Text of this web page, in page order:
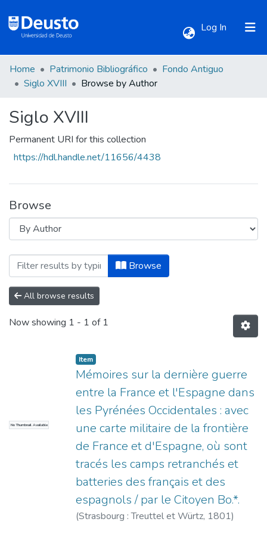
Log In (current)
Communities & Collections
All of DSpace
Home Patrimonio Bibliográfico
Fondo Antiguo
Siglo XVIII
Browse by Author
Siglo XVIII
Permanent URI for this collection
https://hdl.handle.net/11656/4438
Browse
Browsing Siglo XVIII by Author
Browse
All browse results
Now showing 1 - 1 of 1
No Thumbnail Available
Item
Mémoires sur la dernière guerre
entre la France et l'Espagne dans
les Pyrénées Occidentales : avec
une carte militaire de la frontière
de France et d'Espagne, où sont
tracés les camps retranchés et
batteries des français et des
espagnols / par le Citoyen Bo.*.
(Strasbourg : Treuttel et Würtz, 1801)